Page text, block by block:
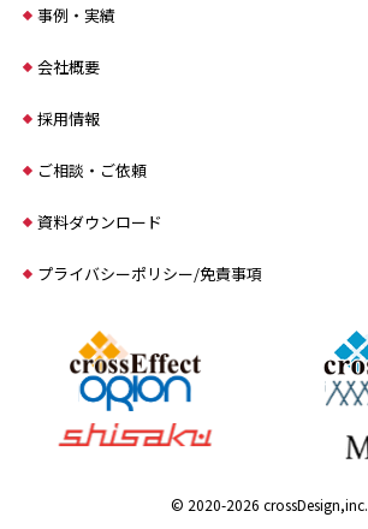
事例・実績
会社概要
採用情報
ご相談・ご依頼
資料ダウンロード
プライバシーポリシー/免責事項
© 2020-2026 crossDesign,inc.